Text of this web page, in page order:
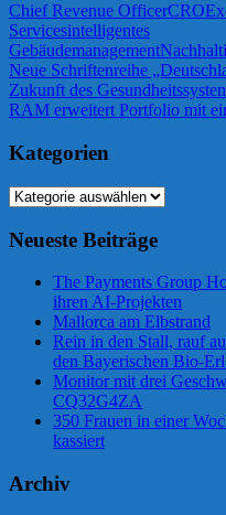
Chief Revenue OfficerCRO
Servicesintelligentes
Gebäudemanagement
Beitragsnavigation
Vorheriger
Beitrag:
Neue Schriftenreihe
Zukunft des
Nächster
RAM erweitert Portfolio mit
Kategorien
Kategorien
Neueste Beiträge
The Payments Group
ihren AI-Projekten
Mallorca am Elbstrand
Rein in den Stall, rauf
den Bayerischen Bio-
Monitor mit drei
CQ32G4ZA
350 Frauen in einer
kassiert
Archiv